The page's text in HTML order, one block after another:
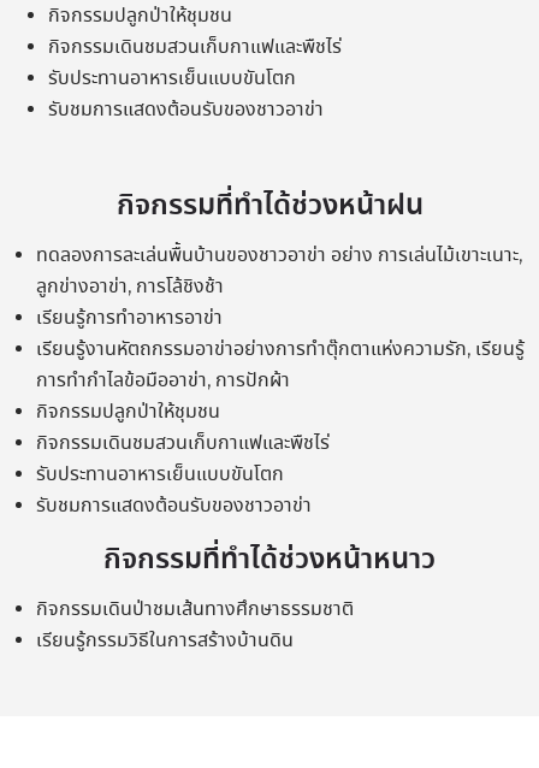
กิจกรรมปลูกป่าให้ชุมชน
กิจกรรมเดินชมสวนเก็บกาแฟและพืชไร่
รับประทานอาหารเย็นแบบขันโตก
รับชมการแสดงต้อนรับของชาวอาข่า
กิจกรรมที่ทำได้ช่วงหน้าฝน
ทดลองการละเล่นพื้นบ้านของชาวอาข่า อย่าง การเล่นไม้เขาะเนาะ,
ลูกข่างอาข่า, การโล้ชิงช้า
เรียนรู้การทำอาหารอาข่า
เรียนรู้งานหัตถกรรมอาข่าอย่างการทำตุ๊กตาแห่งความรัก, เรียนรู้
การทำกำไลข้อมืออาข่า, การปักผ้า
กิจกรรมปลูกป่าให้ชุมชน
กิจกรรมเดินชมสวนเก็บกาแฟและพืชไร่
รับประทานอาหารเย็นแบบขันโตก
รับชมการแสดงต้อนรับของชาวอาข่า
กิจกรรมที่ทำได้ช่วงหน้าหนาว
กิจกรรมเดินป่าชมเส้นทางศึกษาธรรมชาติ
เรียนรู้กรรมวิธีในการสร้างบ้านดิน